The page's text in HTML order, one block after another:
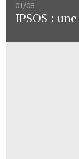
01/08
IPSOS :